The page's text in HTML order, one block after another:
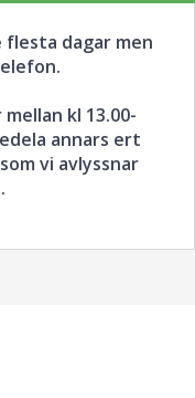
flesta dagar men
kl 13.00-
annars ert
vi avlyssnar